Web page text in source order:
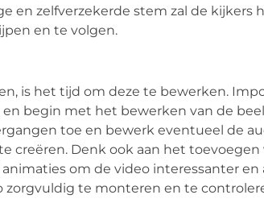
en zelfverzekerde stem zal de kijkers
en te volgen.
is het tijd om deze te bewerken.
begin met het bewerken van de
toe en bewerk eventueel de
creëren. Denk ook aan het toevoegen
om de video interessanter
zorgvuldig te monteren en te